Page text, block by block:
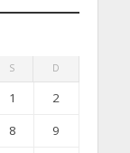
S D
1
2
8
9